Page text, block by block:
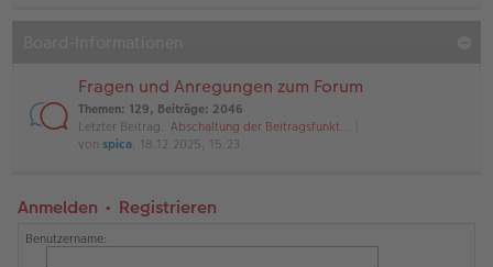
Fragen und Anregungen zum Forum
Themen: 129, Beiträge: 2046
Letzter Beitrag: Abschaltung der Beitragsfunkt…
von spica, 18.12.2025, 15:23
Anmelden • Registrieren
Benutzername: